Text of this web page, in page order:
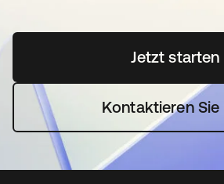
Jetzt starten
wird
Kontaktieren Sie